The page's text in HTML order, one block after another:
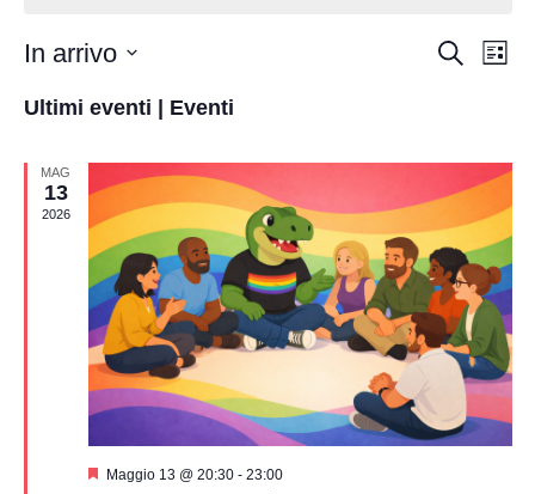
Eventi
Cerca
Lista
In arrivo
data.
Ultimi eventi | Eventi
MAG
13
2026
Segnalati
Maggio 13 @ 20:30- 23:00